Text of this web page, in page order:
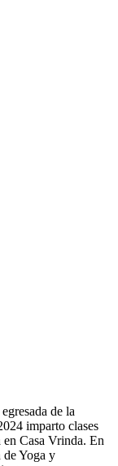
de la
imparto clases
Casa Vrinda. En
Yoga y